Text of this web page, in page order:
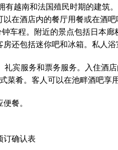
越南和法国殖民时期的建
在酒店内的餐厅用餐或在酒吧
车程。附近的景点包括日本廊
还包括迷你吧和冰箱。私人浴
宾服务和票务服务。入住酒
肴。客人可以在池畔酒吧享
餐。
订确认表